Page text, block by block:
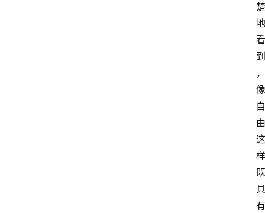
楚
地
看
到
，
像
自
由
这
样
既
具
有